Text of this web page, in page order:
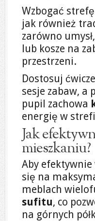
Wzbogać
jak również
zarówno
lub kosze na
przestrzeni.
Dostosuj
sesje zabaw, a
pupil zachowa
energię w
Jak
mieszkaniu?
Aby
się na
meblach
sufitu, co
na górnych